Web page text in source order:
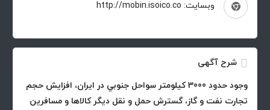
وبسایت: http://mobin.isoico.co
شرح آگهی
وجود حدود 3000 کيلومتر سواحل جنوبي در ايران، افزايش حجم
تجارت نفت و گاز، گسترش حمل و نقل ديگر کالاها و مسافرين